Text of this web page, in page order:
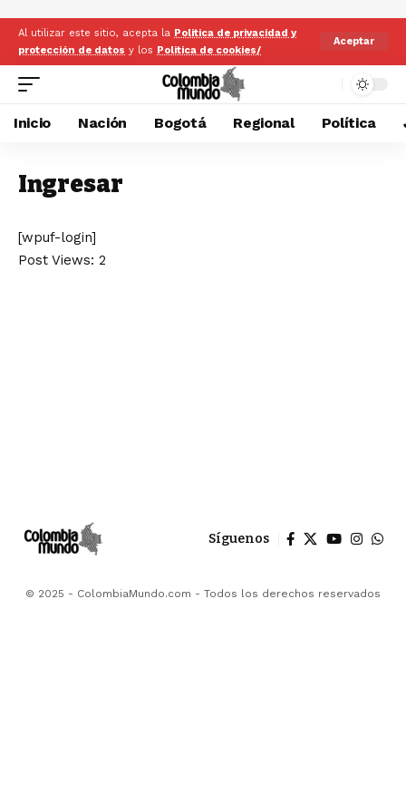
Al utilizar este sitio, acepta la Politica de privacidad y
protección de datos y los Politica de cookies/
Aceptar
Inicio Nación Bogotá Regional Política
Ingresar
[wpuf-login]
Post Views: 2
Síguenos
© 2025 - ColombiaMundo.com - Todos los derechos reservados